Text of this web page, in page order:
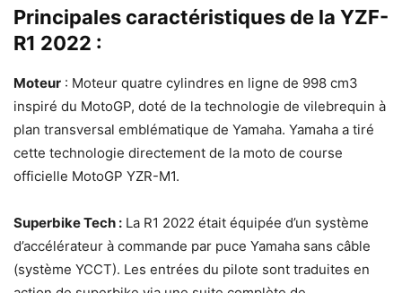
Principales caractéristiques de la YZF-
R1 2022 :
Moteur : Moteur quatre cylindres en ligne de 998 cm3
inspiré du MotoGP, doté de la technologie de vilebrequin à
plan transversal emblématique de Yamaha. Yamaha a tiré
cette technologie directement de la moto de course
officielle MotoGP YZR-M1.
Superbike Tech : La R1 2022 était équipée d’un système
d’accélérateur à commande par puce Yamaha sans câble
(système YCCT). Les entrées du pilote sont traduites en